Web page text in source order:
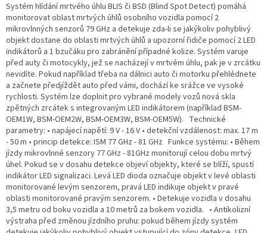
Systém hlídání mrtvého úhlu BLIS či BSD (Blind Spot Detect) pomáhá
monitorovat oblast mrtvých úhlů osobního vozidla pomocí 2
mikrovlnných senzorů 79 GHz a detekuje zda-li se jakýkoliv pohyblivý
objekt dostane do oblasti mrtvých úhlů a upozorní řidiče pomocí 2 LED
indikátorů a 1 bzučáku pro zabránění případné kolize. Systém varuje
před auty či motocykly, jež se nacházejí v mrtvém úhlu, pak je v zrcátku
nevidíte. Pokud například třeba na dálnici auto či motorku přehlédnete
a začnete předjíždět auto před vámi, dochází ke srážce ve vysoké
rychlosti. Systém lze doplnit pro vybrané modely vozů nová skla
zpětných zrcátek s integrovaným LED indikátorem (například BSM-
OEM1W, BSM-OEM2W, BSM-OEM3W, BSM-OEM5W). Technické
parametry: • napájecí napětí: 9 V - 16 V • detekční vzdálenost: max. 17 m
- 50 m • princip detekce: ISM 77 GHz - 81 GHz Funkce systému: • Během
jízdy mikrovlnné senzory 77 GHz - 81GHz monitorují celou dobu mrtvý
úhel. Pokud se v dosahu detekce objeví objekty, které se blíží, spustí
indikátor LED signalizaci. Levá LED dioda označuje objekt v levé oblasti
monitorované levým senzorem, pravá LED indikuje objekt v pravé
oblasti monitorované pravým senzorem. • Detekuje vozidla v dosahu
3,5 metru od boku vozidla a 10 metrů za bokem vozidla. • Antikolizní
výstraha před změnou jízdního pruhu: pokud během jízdy systém